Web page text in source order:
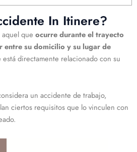
In Itinere?
aquel que ocurre durante el trayecto
entre su domicilio y su lugar de
está directamente relacionado con su
un accidente de trabajo,
ciertos requisitos que lo vinculen con